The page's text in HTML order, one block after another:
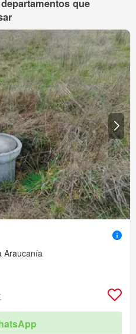
que
Araucanía